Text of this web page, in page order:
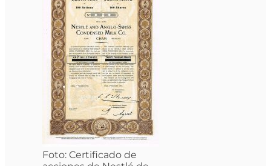
Foto: Certificado de